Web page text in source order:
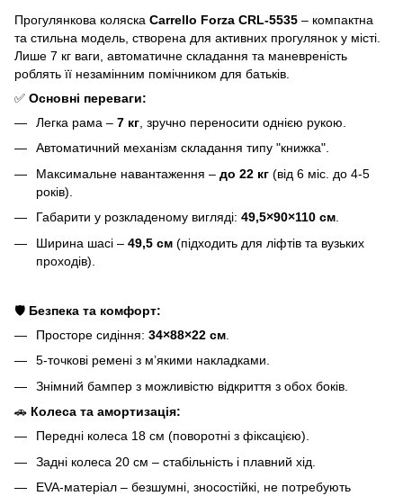
Прогулянкова коляска Carrello Forza CRL-5535 – компактна
та стильна модель, створена для активних прогулянок у місті.
Лише 7 кг ваги, автоматичне складання та маневреність
роблять її незамінним помічником для батьків.
✅ Основні переваги:
Легка рама – 7 кг , зручно переносити однією рукою.
Автоматичний механізм складання типу "книжка".
Максимальне навантаження – до 22 кг (від 6 міс. до 4-5
років).
Габарити у розкладеному вигляді: 49,5×90×110 см
Ширина шасі – 49,5 см (підходить для ліфтів та вузьких
проходів).
🛡 Безпека та комфорт:
Просторе сидіння: 34×88×22 см
5-точкові ремені з м’якими накладками.
Знімний бампер з можливістю відкриття з обох боків.
🚗 Колеса та амортизація:
Передні колеса 18 см (поворотні з фіксацією).
Задні колеса 20 см – стабільність і плавний хід.
EVA-матеріал – безшумні, зносостійкі, не потребують